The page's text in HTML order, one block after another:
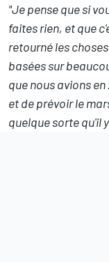
"Je pense que si
faites rien, et que
retourné les
basées sur
que nous avions
et de prévoir le
quelque sorte qu'il